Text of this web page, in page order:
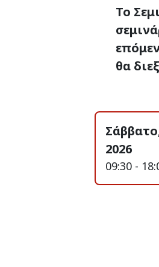
Το
θα
2026
09:30 -